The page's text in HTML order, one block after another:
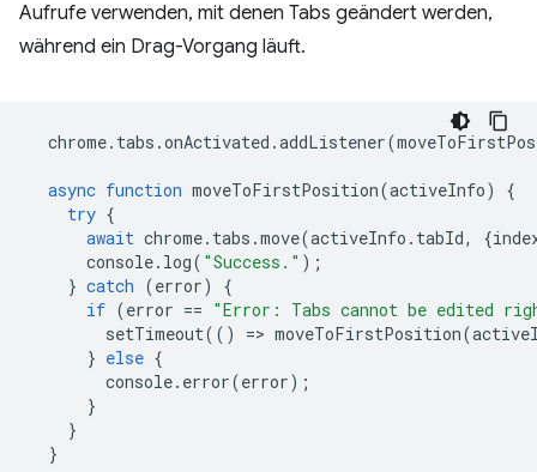
Aufrufe verwenden, mit denen Tabs geändert werden,
während ein Drag-Vorgang läuft.
chrome. tabs .onActivated .addListener(
async function moveToFirstPosition(activeInfo)
{
try {
await chrome. tabs .move(activeInfo . tabId, {
console. log( "Success." );
} catch (error)
{
if (error == "Error: Tabs cannot be edited
setTimeout(() => moveToFirstPosition(
} else {
console. error(error);
}
}
}